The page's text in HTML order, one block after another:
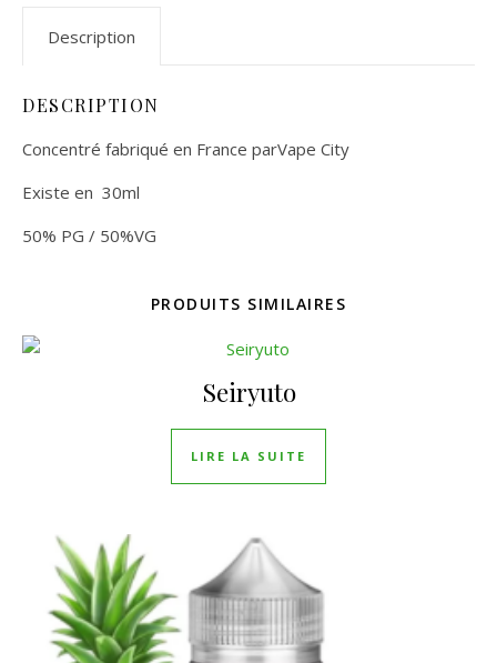
Description
DESCRIPTION
Concentré fabriqué en France parVape City
Existe en 30ml
50% PG / 50%VG
PRODUITS SIMILAIRES
Seiryuto
LIRE LA SUITE